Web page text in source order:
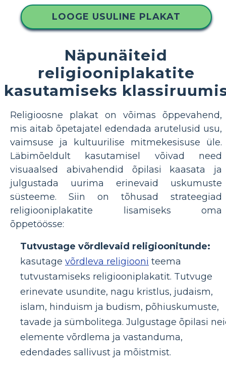
LOOGE USULINE PLAKAT
Näpunäiteid
religiooniplakatite
kasutamiseks
Religioosne plakat on võimas õppevahend,
mis aitab õpetajatel edendada arutelusid usu,
vaimsuse ja kultuurilise mitmekesisuse üle.
Läbimõeldult kasutamisel võivad need
visuaalsed abivahendid õpilasi kaasata ja
julgustada uurima erinevaid uskumuste
süsteeme. Siin on tõhusad strateegiad
religiooniplakatite lisamiseks oma
õppetöösse:
Tutvustage võrdlevaid religioonitunde:
kasutage võrdleva religiooni teema
tutvustamiseks religiooniplakatit. Tutvuge
erinevate usundite, nagu kristlus, judaism,
islam, hinduism ja budism, põhiuskumuste,
tavade ja sümbolitega. Julgustage õpilasi
elemente võrdlema ja vastanduma,
edendades sallivust ja mõistmist.